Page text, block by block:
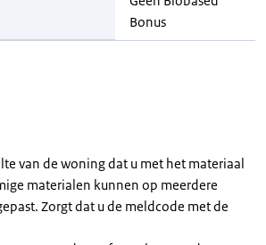
Bonus
van de woning dat u met het materiaal
materialen kunnen op meerdere
Zorgt dat u de meldcode met de